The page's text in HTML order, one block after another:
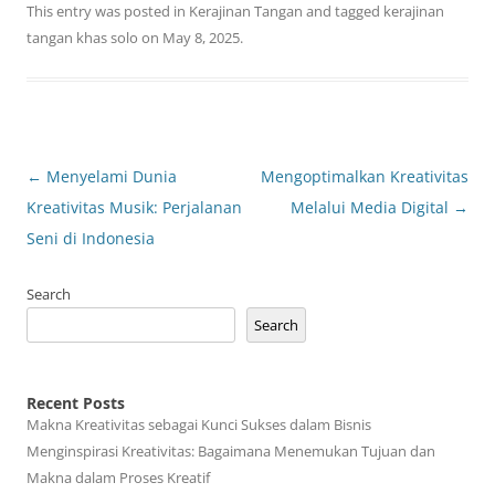
This entry was posted in Kerajinan Tangan and tagged kerajinan
tangan khas solo on May 8, 2025.
Post
navigation
← Menyelami Dunia
Kreativitas Musik: Perjalanan
Seni di Indonesia
Mengoptimalkan Kreativitas
Melalui Media Digital →
Search
Search
Recent Posts
Makna Kreativitas sebagai Kunci Sukses dalam Bisnis
Menginspirasi Kreativitas: Bagaimana Menemukan Tujuan dan
Makna dalam Proses Kreatif